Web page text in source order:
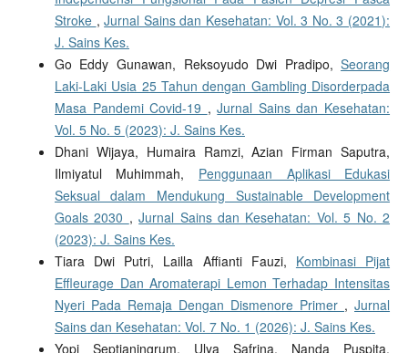
Stroke ,Jurnal Sains dan Kesehatan: Vol. 3 No. 3 (2021):
J. Sains Kes.
Go Eddy Gunawan, Reksoyudo Dwi Pradipo,Seorang
Laki-Laki Usia 25 Tahun dengan Gambling Disorderpada
Masa Pandemi Covid-19 ,Jurnal Sains dan Kesehatan:
Vol. 5 No. 5 (2023): J. Sains Kes.
Dhani Wijaya, Humaira Ramzi, Azian Firman Saputra,
Ilmiyatul Muhimmah, Penggunaan Aplikasi Edukasi
Seksual dalam Mendukung Sustainable Development
Goals 2030 ,Jurnal Sains dan Kesehatan: Vol. 5 No. 2
(2023): J. Sains Kes.
Tiara Dwi Putri, Lailla Affianti Fauzi, Kombinasi Pijat
Effleurage Dan Aromaterapi Lemon Terhadap Intensitas
Nyeri Pada Remaja Dengan Dismenore Primer ,Jurnal
Sains dan Kesehatan: Vol. 7 No. 1 (2026): J. Sains Kes.
Yopi Septianingrum, Ulya Safrina, Nanda Puspita,